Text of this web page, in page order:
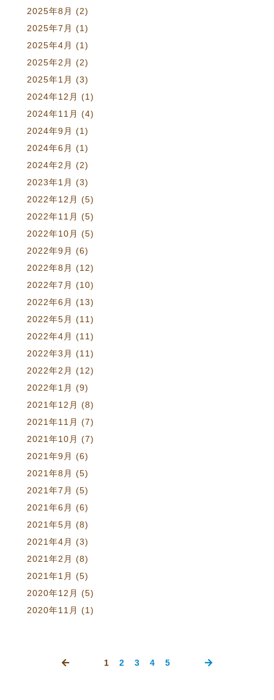
2025年8月 (2)
2025年7月 (1)
2025年4月 (1)
2025年2月 (2)
2025年1月 (3)
2024年12月 (1)
2024年11月 (4)
2024年9月 (1)
2024年6月 (1)
2024年2月 (2)
2023年1月 (3)
2022年12月 (5)
2022年11月 (5)
2022年10月 (5)
2022年9月 (6)
2022年8月 (12)
2022年7月 (10)
2022年6月 (13)
2022年5月 (11)
2022年4月 (11)
2022年3月 (11)
2022年2月 (12)
2022年1月 (9)
2021年12月 (8)
2021年11月 (7)
2021年10月 (7)
2021年9月 (6)
2021年8月 (5)
2021年7月 (5)
2021年6月 (6)
2021年5月 (8)
2021年4月 (3)
2021年2月 (8)
2021年1月 (5)
2020年12月 (5)
2020年11月 (1)
1 2 3 4 5